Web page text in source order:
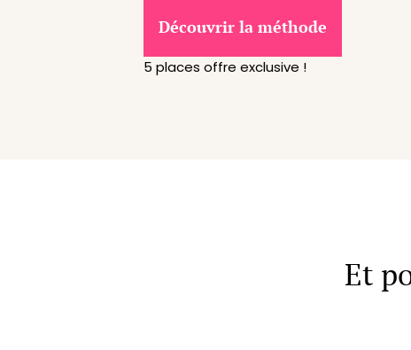
Découvrir la méthode
5 places offre exclusive !
Et